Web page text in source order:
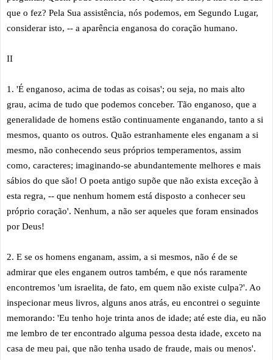
que o fez? Pela Sua assistência, nós podemos, em Segundo Lugar,
considerar isto, -- a aparência enganosa do coração humano.
II
1. 'É enganoso, acima de todas as coisas'; ou seja, no mais alto
grau, acima de tudo que podemos conceber. Tão enganoso, que a
generalidade de homens estão continuamente enganando, tanto a si
mesmos, quanto os outros. Quão estranhamente eles enganam a si
mesmo, não conhecendo seus próprios temperamentos, assim
como, caracteres; imaginando-se abundantemente melhores e mais
sábios do que são! O poeta antigo supõe que não exista exceção à
esta regra, -- que nenhum homem está disposto a conhecer seu
próprio coração'. Nenhum, a não ser aqueles que foram ensinados
por Deus!
2. E se os homens enganam, assim, a si mesmos, não é de se
admirar que eles enganem outros também, e que nós raramente
encontremos 'um israelita, de fato, em quem não existe culpa?'. Ao
inspecionar meus livros, alguns anos atrás, eu encontrei o seguinte
memorando: 'Eu tenho hoje trinta anos de idade; até este dia, eu não
me lembro de ter encontrado alguma pessoa desta idade, exceto na
casa de meu pai, que não tenha usado de fraude, mais ou menos'.